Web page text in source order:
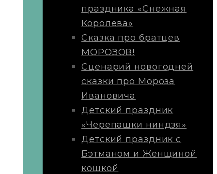
праздника «Снежная
Королева»
Сказка про братцев
МОРОЗОВ!
Сценарий новогодней
сказки про Мороза
Ивановича
Детский праздник
«Черепашки ниндзя»
Детский праздник с
Бэтманом и Женщиной
кошкой